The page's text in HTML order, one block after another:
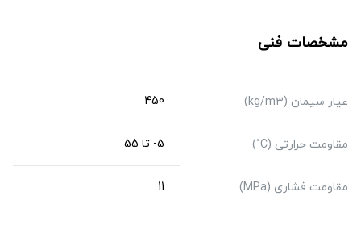
مشخصات فنی
عیار سیمان (kg/m3) 450
مقاومت حرارتی (C˚) 5- تا 55
مقاومت فشاری (MPa) 11